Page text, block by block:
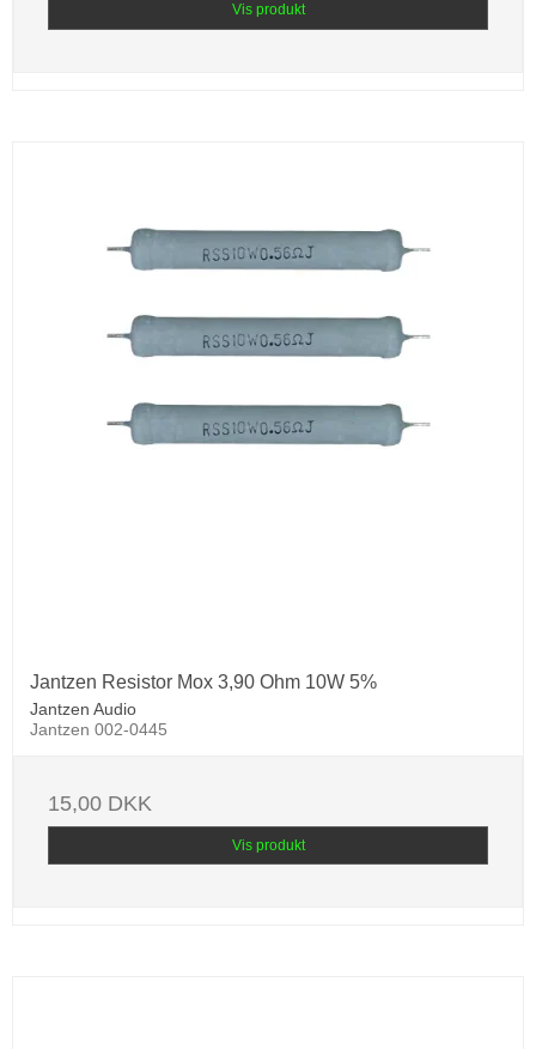
Vis produkt
Jantzen Resistor Mox 3,90 Ohm 10W 5%
Jantzen Audio
Jantzen 002-0445
15,00 DKK
Vis produkt